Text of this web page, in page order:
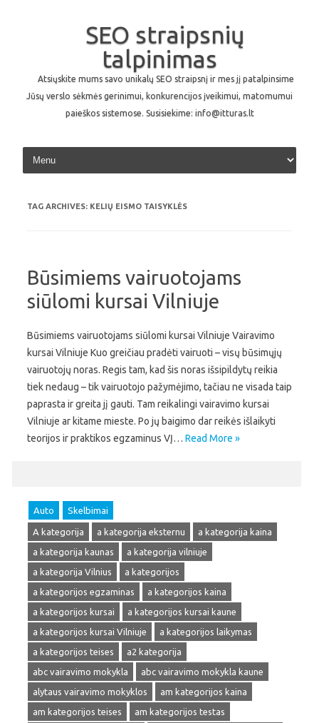
SEO straipsnių
talpinimas
Atsiųskite mums savo unikalų SEO straipsnį ir mes jį patalpinsime
Jūsų verslo sėkmės gerinimui, konkurencijos įveikimui, matomumui
paieškos sistemose. Susisiekime: info@itturas.lt
Skip to content
TAG ARCHIVES: KELIŲ EISMO TAISYKLĖS
Būsimiems vairuotojams
siūlomi kursai Vilniuje
Būsimiems vairuotojams siūlomi kursai Vilniuje Vairavimo
kursai Vilniuje Kuo greičiau pradėti vairuoti – visų būsimųjų
vairuotojų noras. Regis tam, kad šis noras išsipildytų reikia
tiek nedaug – tik vairuotojo pažymėjimo, tačiau ne visada taip
paprasta ir greita jį gauti. Tam reikalingi vairavimo kursai
Vilniuje ar kitame mieste. Po jų baigimo dar reikės išlaikyti
teorijos ir praktikos egzaminus VĮ… Read More »
Auto Skelbimai
A kategorija a kategorija eksternu
a kategorija kaina
a kategorija kaunas
a kategorija vilniuje
a kategorija Vilnius
a kategorijos
a kategorijos egzaminas
a kategorijos kaina
a kategorijos kursai
a kategorijos kursai kaune
a kategorijos kursai Vilniuje
a kategorijos laikymas
a kategorijos teises
a2 kategorija
abc vairavimo mokykla
abc vairavimo mokykla kaune
alytaus vairavimo mokyklos
am kategorijos kaina
am kategorijos teises
am kategorijos testas